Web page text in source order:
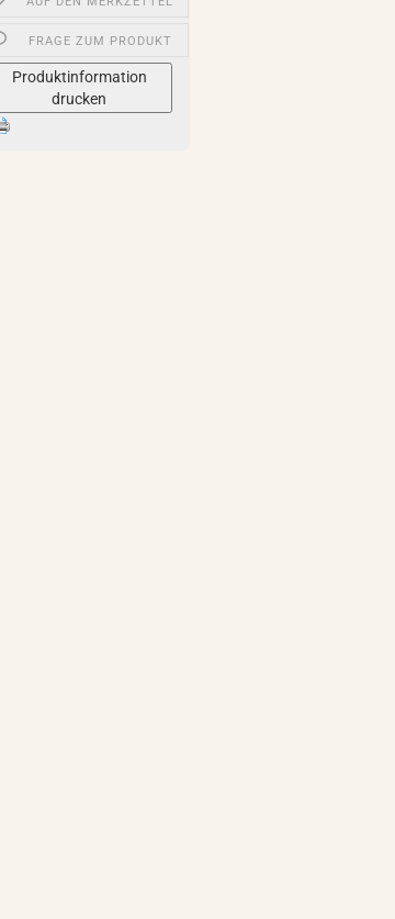
FRAGE ZUM PRODUKT
Produktinformation
drucken